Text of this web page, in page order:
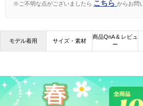
※ご不明な点がございましたら こちら からお問
モデル着用 サイズ・素材
商品QnA & レビュ
ー